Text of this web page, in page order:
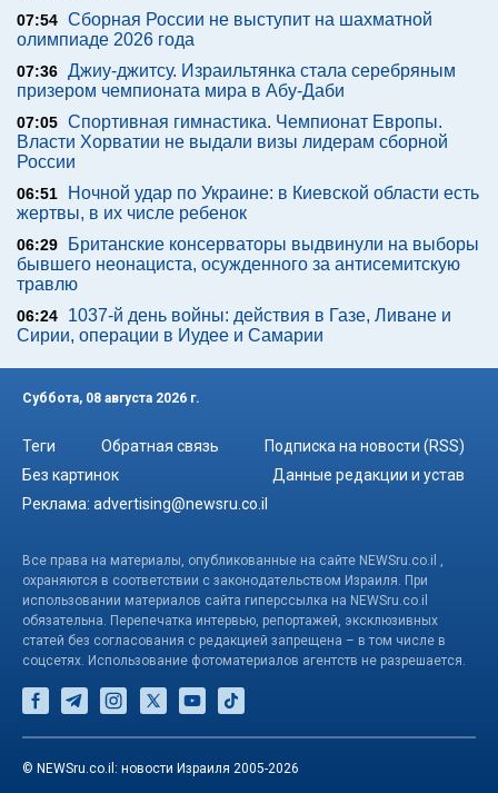
07:54 Сборная России не выступит на шахматной
олимпиаде 2026 года
07:36 Джиу-джитсу. Израильтянка стала серебряным
призером чемпионата мира в Абу-Даби
07:05 Спортивная гимнастика. Чемпионат Европы.
Власти Хорватии не выдали визы лидерам сборной
России
06:51
Ночной удар по Украине: в Киевской области есть
жертвы, в их числе ребенок
06:29
Британские консерваторы выдвинули на выборы
бывшего неонациста, осужденного за антисемитскую
травлю
06:24
1037-й день войны: действия в Газе, Ливане и
Сирии, операции в Иудее и Самарии
Суббота, 08 августа 2026 г.
Теги Обратная связь
Подписка на новости (RSS)
Без картинок
Данные редакции и устав
Реклама: advertising@newsru.co.il
Все права на материалы, опубликованные на сайте NEWSru.co.il ,
охраняются в соответствии с законодательством Израиля. При
использовании материалов сайта гиперссылка на NEWSru.co.il
обязательна. Перепечатка интервью, репортажей, эксклюзивных
статей без согласования с редакцией запрещена – в том числе в
соцсетях. Использование фотоматериалов агентств не разрешается.
© NEWSru.co.il: новости Израиля 2005-2026